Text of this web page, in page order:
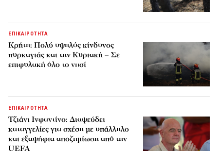
ΕΠΙΚΑΙΡΟΤΗΤΑ
Κρήτη: Πολύ υψηλός κίνδυνος
πυρκαγιάς και την Κυριακή – Σε
επιφυλακή όλο το νησί
ΕΠΙΚΑΙΡΟΤΗΤΑ
Τζιάνι Ινφαντίνο: Διαψεύδει
καταγγελίες για σχέση με υπάλληλο
και εξαψήφια αποζημίωση από την
UEFA